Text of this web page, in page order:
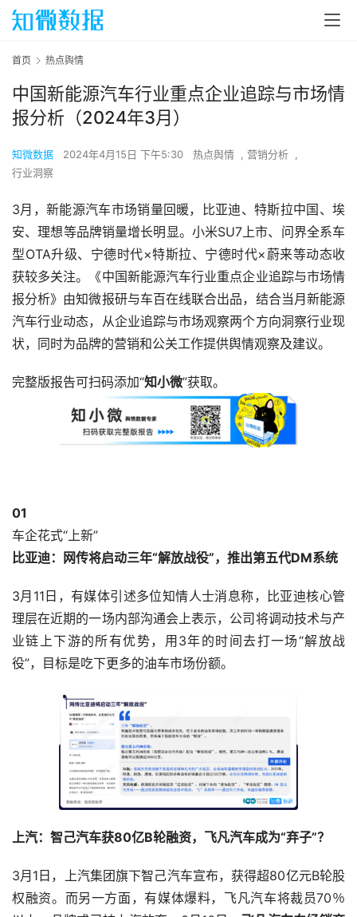
首页 热点舆情
中国新能源汽车行业重点企业追踪与市场情
报分析（2024年3月）
知微数据 2024年4月15日 下午5:30 热点舆情 , 营销分析 ,
行业洞察
3月，新能源汽车市场销量回暖，比亚迪、特斯拉中国、埃
安、理想等品牌销量增长明显。小米SU7上市、问界全系车
型OTA升级、宁德时代×特斯拉、宁德时代×蔚来等动态收
获较多关注。《中国新能源汽车行业重点企业追踪与市场情
报分析》由知微报研与车百在线联合出品，结合当月新能源
汽车行业动态，从企业追踪与市场观察两个方向洞察行业现
状，同时为品牌的营销和公关工作提供舆情观察及建议。
完整版报告可扫码添加“知小微”获取。
01
车企花式“上新”
比亚迪：网传将启动三年“解放战役”，推出第五代DM系统
3月11日，有媒体引述多位知情人士消息称，比亚迪核心管
理层在近期的一场内部沟通会上表示，公司将调动技术与产
业链上下游的所有优势，用3年的时间去打一场“解放战
役”，目标是吃下更多的油车市场份额。
上汽：智己汽车获80亿B轮融资，飞凡汽车成为“弃子”？
3月1日，上汽集团旗下智己汽车宣布，获得超80亿元B轮股
权融资。而另一方面，有媒体爆料，飞凡汽车将裁员70％